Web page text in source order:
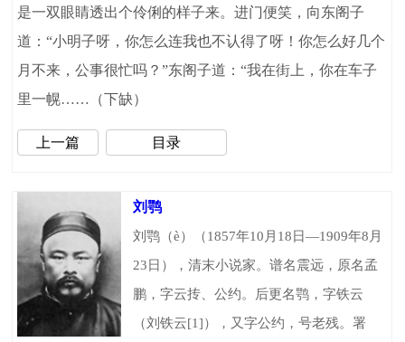
是一双眼睛透出个伶俐的样子来。进门便笑，向东阁子
道：“小明子呀，你怎么连我也不认得了呀！你怎么好几个
月不来，公事很忙吗？”东阁子道：“我在街上，你在车子
里一幌……（下缺）
上一篇 目录
刘鹗
刘鹗（è）（1857年10月18日—1909年8月
23日），清末小说家。谱名震远，原名孟
鹏，字云抟、公约。后更名鹗，字铁云
（刘铁云[1]），又字公约，号老残。署